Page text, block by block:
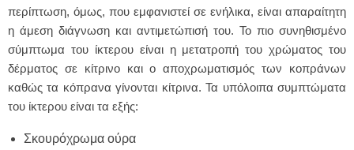
περίπτωση, όμως, που εμφανιστεί σε ενήλικα, είναι απαραίτητη
η άμεση διάγνωση και αντιμετώπισή του. Το πιο συνηθισμένο
σύμπτωμα του ίκτερου είναι η μετατροπή του χρώματος του
δέρματος σε κίτρινο και ο αποχρωματισμός των κοπράνων
καθώς τα κόπρανα γίνονται κίτρινα. Τα υπόλοιπα συμπτώματα
του ίκτερου είναι τα εξής:
Σκουρόχρωμα ούρα